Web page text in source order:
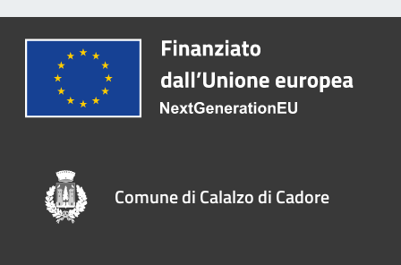
Comune di Calalzo di Cadore